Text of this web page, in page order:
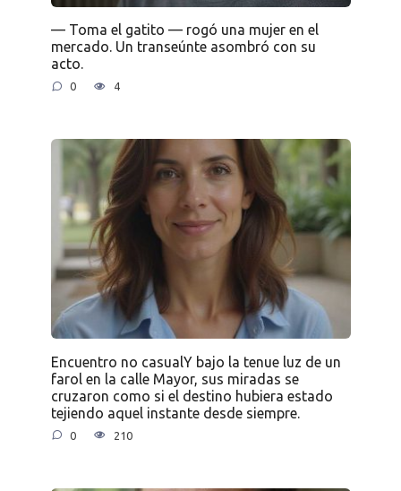
— Toma el gatito — rogó una mujer en el
mercado. Un transeúnte asombró con su
acto.
0 4
Encuentro no casualY bajo la tenue luz de un
farol en la calle Mayor, sus miradas se
cruzaron como si el destino hubiera estado
tejiendo aquel instante desde siempre.
0 210